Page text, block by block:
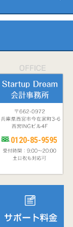
0120-85-9595